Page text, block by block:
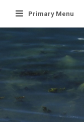
Primary Menu